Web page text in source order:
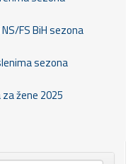
FS BiH sezona
sezona
žene 2025